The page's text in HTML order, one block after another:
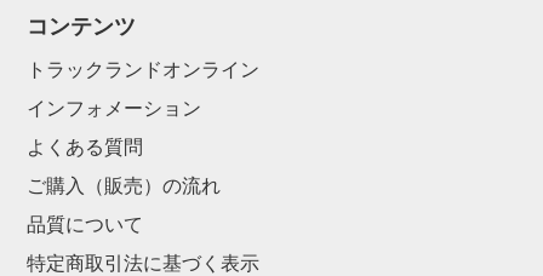
コンテンツ
トラックランドオンライン
インフォメーション
よくある質問
ご購入（販売）の流れ
品質について
特定商取引法に基づく表示